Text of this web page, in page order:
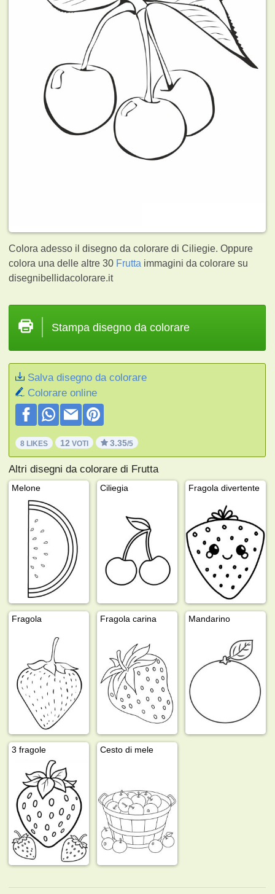
Colora adesso il disegno da colorare di Ciliegie. Oppure
colora una delle altre 30 Frutta immagini da colorare su
disegnibellidacolorare.it
Stampa disegno da colorare
Salva disegno da colorare
Colorare online
8 LIKES 12 VOTI 3.35/5
Altri disegni da colorare di Frutta
Melone Ciliegia Fragola divertente
Fragola Fragola carina Mandarino
3 fragole Cesto di mele